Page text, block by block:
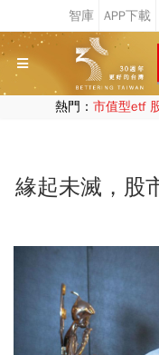
熱門： 市值型etf
緣起未滅，